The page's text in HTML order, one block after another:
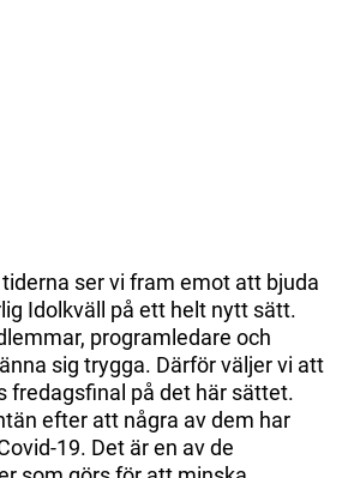
ser vi fram emot att bjuda
Idolkväll på ett helt nytt sätt.
programledare och
sig trygga. Därför väljer vi att
fredagsfinal på det här sättet.
efter att några av dem har
19. Det är en av de